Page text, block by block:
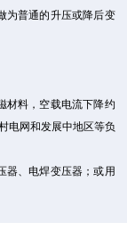
为普通的升压或降后变
材料，空载电流下降约
电网和发展中地区等负
器、电焊变压器；或用